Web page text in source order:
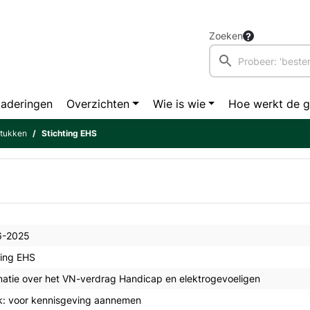
Zoeken
Overzichten Wie is wie Hoe werkt de
Stichting EHS
2025
EHS
over het VN-verdrag Handicap en elektrogevoeligen
voor kennisgeving aannemen